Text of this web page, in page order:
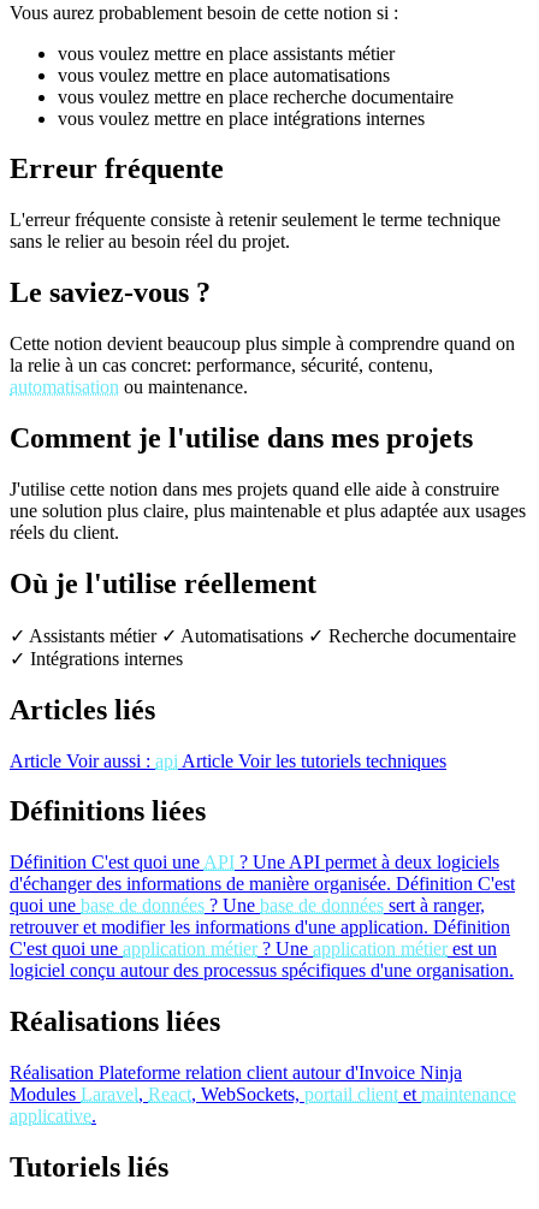
Vous aurez probablement besoin de cette notion si :
vous voulez mettre en place assistants métier
vous voulez mettre en place automatisations
vous voulez mettre en place recherche documentaire
vous voulez mettre en place intégrations internes
Erreur fréquente
L'erreur fréquente consiste à retenir seulement le terme technique
sans le relier au besoin réel du projet.
Le saviez-vous ?
Cette notion devient beaucoup plus simple à comprendre quand on
la relie à un cas concret: performance, sécurité, contenu,
automatisation ou maintenance.
Comment je l'utilise dans mes projets
J'utilise cette notion dans mes projets quand elle aide à construire
une solution plus claire, plus maintenable et plus adaptée aux usages
réels du client.
Où je l'utilise réellement
✓ Assistants métier ✓ Automatisations ✓ Recherche documentaire
✓ Intégrations internes
Articles liés
Article Voir aussi : api Article Voir les tutoriels techniques
Définitions liées
Définition C'est quoi une API ? Une API permet à deux logiciels
d'échanger des informations de manière organisée. Définition C'est
quoi une base de données ? Une base de données sert à ranger,
retrouver et modifier les informations d'une application. Définition
C'est quoi une application métier? Une application métierest un
logiciel conçu autour des processus spécifiques d'une organisation.
Réalisations liées
Réalisation Plateforme relation client autour d'Invoice Ninja
Modules Laravel, React, WebSockets, portail client et maintenance
applicative.
Tutoriels liés